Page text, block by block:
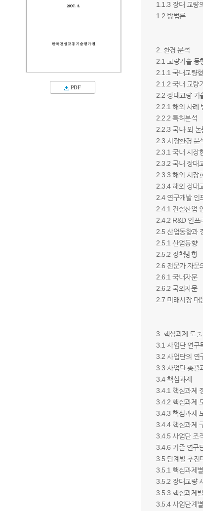
PDF
1.1.3 장대 교량
1.2 방법론
2. 환경 분석
2.1 교량기술 동
2.1.1 국내교량
2.1.2 국내 교량
2.2 장대교량 기
2.2.1 해외 사례
2.2.2 특허분석
2.2.3 국내·외 논
2.3 시장환경 분
2.3.1 국내 시장
2.3.2 국내 장대
2.3.3 해외 시장
2.3.4 해외 장대
2.4 연구개발 인
2.4.1 건설산업
2.4.2 R&D 인프
2.5 산업동향과
2.5.1 산업동향
2.5.2 정책방향
2.6 전문가 자문
2.6.1 국내자문
2.6.2 국외자문
2.7 미래시장 대
3. 핵심과제 도
3.1 사업단 연구
3.2 사업단의 연
3.3 사업단 총괄
3.4 핵심과제
3.4.1 핵심과제
3.4.2 핵심과제
3.4.3 핵심과제
3.4.4 핵심과제
3.4.5 사업단 조
3.4.6 기존 연구
3.5 단계별 추진
3.5.1 핵심과제
3.5.2 장대교량
3.5.3 핵심과제
3.5.4 사업단계